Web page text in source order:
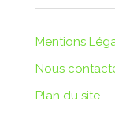
Mentions
Nous
Plan du site